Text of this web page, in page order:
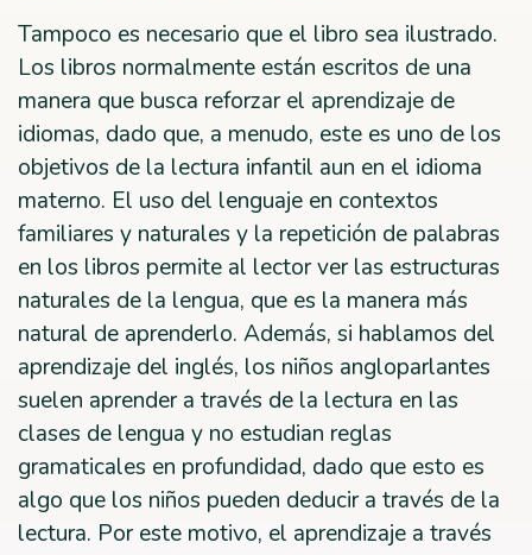
Tampoco es necesario que el libro sea ilustrado.
Los libros normalmente están escritos de una
manera que busca reforzar el aprendizaje de
idiomas, dado que, a menudo, este es uno de los
objetivos de la lectura infantil aun en el idioma
materno. El uso del lenguaje en contextos
familiares y naturales y la repetición de palabras
en los libros permite al lector ver las estructuras
naturales de la lengua, que es la manera más
natural de aprenderlo. Además, si hablamos del
aprendizaje del inglés, los niños angloparlantes
suelen aprender a través de la lectura en las
clases de lengua y no estudian reglas
gramaticales en profundidad, dado que esto es
algo que los niños pueden deducir a través de la
lectura. Por este motivo, el aprendizaje a través